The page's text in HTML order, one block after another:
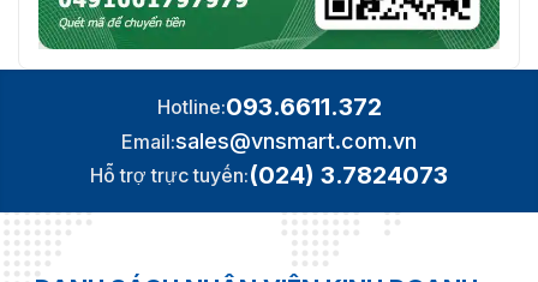
Hotline:093.6611.372
Email:sales@vnsmart.com.vn
Hỗ trợ trực tuyến:(024) 3.7824073